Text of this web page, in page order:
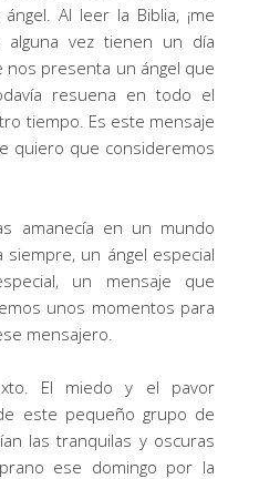
Al leer la Biblia, ¡me
alguna vez tienen un día
nos presenta un ángel que
resuena en todo el
tiempo. Es este mensaje
quiero que consideremos
amanecía en un mundo
un ángel especial
un mensaje que
unos momentos para
mensajero.
El miedo y el pavor
este pequeño grupo de
las tranquilas y oscuras
ese domingo por la